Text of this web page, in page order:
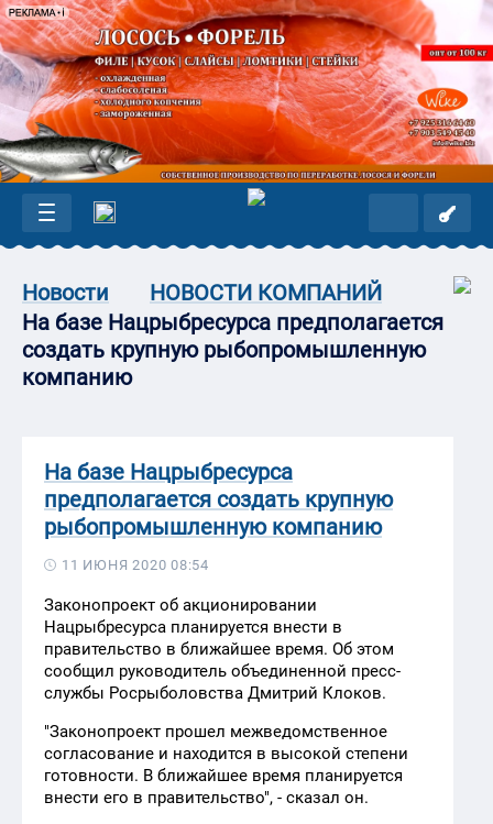
Новости
НОВОСТИ КОМПАНИЙ
На базе Нацрыбресурса предполагается
создать крупную рыбопромышленную
компанию
На базе Нацрыбресурса
предполагается создать крупную
рыбопромышленную компанию
11 ИЮНЯ 2020 08:54
Законопроект об акционировании
Нацрыбресурса планируется внести в
правительство в ближайшее время. Об этом
сообщил руководитель объединенной пресс-
службы Росрыболовства Дмитрий Клоков.
"Законопроект прошел межведомственное
согласование и находится в высокой степени
готовности. В ближайшее время планируется
внести его в правительство", - сказал он.